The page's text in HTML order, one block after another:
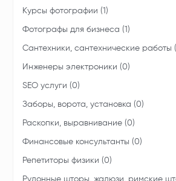
Курсы фотографии (1)
Фотографы для бизнеса (1)
Сантехники, сантехнические работы
Инженеры электроники (0)
SEO услуги (0)
Заборы, ворота, установка (0)
Раскопки, выравнивание (0)
Финансовые консультанты (0)
Репетиторы физики (0)